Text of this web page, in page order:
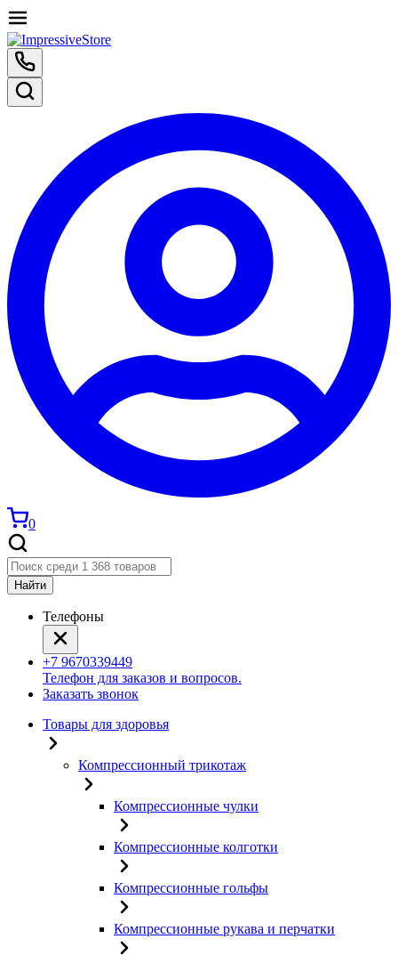
0
Найти
Телефоны
+7 9670339449
Телефон для заказов и вопросов.
Заказать звонок
Товары для здоровья
Компрессионный трикотаж
Компрессионные чулки
Компрессионные колготки
Компрессионные гольфы
Компрессионные рукава и перчатки